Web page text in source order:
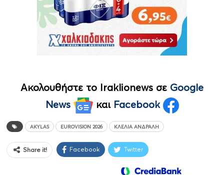
Ακολουθήστε το Iraklionews σε Google
News
και Facebook
AKYLAS EUROVISION 2026 ΚΛΈΛΙΑ ΆΝΔΡΑΛΗ
Share it! Facebook Twitter